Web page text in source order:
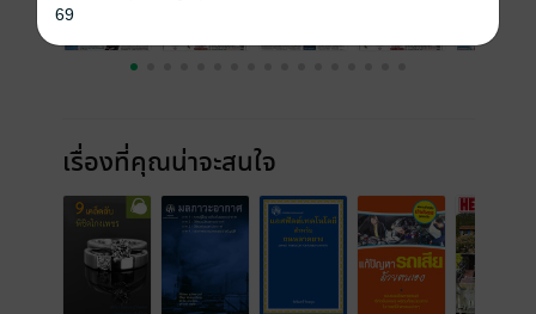
เรื่องที่คุณน่าจะสนใจ
69